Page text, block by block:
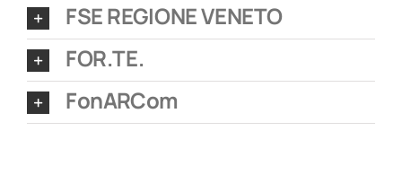
FSE REGIONE VENETO
FOR.TE.
FonARCom